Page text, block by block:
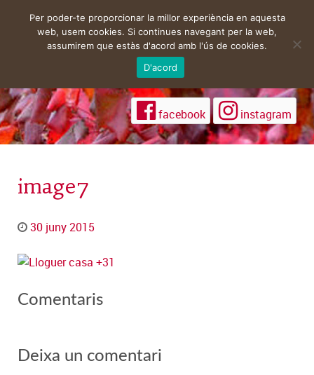
facebook instagram
image7
30 juny 2015
Comentaris
Deixa un comentari
Per poder-te proporcionar la millor experiència en aquesta
web, usem cookies. Si continues navegant per la web,
assumirem que estàs d'acord amb l'ús de cookies.
D'acord